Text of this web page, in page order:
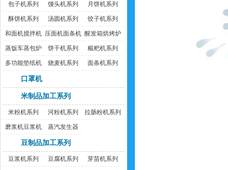
包子机系列 馒头机系列 月饼机系列
酥饼机系列 汤圆机系列 饺子机系列
和面机搅拌机 压面机面条机 醒发箱烘烤炉
蒸饭车蒸包炉 饼干机系列 糍粑机系列
多功能垫纸机 烧麦机系列 面条机系列
口罩机
米制品加工系列
米粉机系列 河粉机系列 拉肠粉机系列
磨浆机豆浆机 蒸汽发生器
豆制品加工系列
豆浆机系列 豆腐机系列 芽苗机系列